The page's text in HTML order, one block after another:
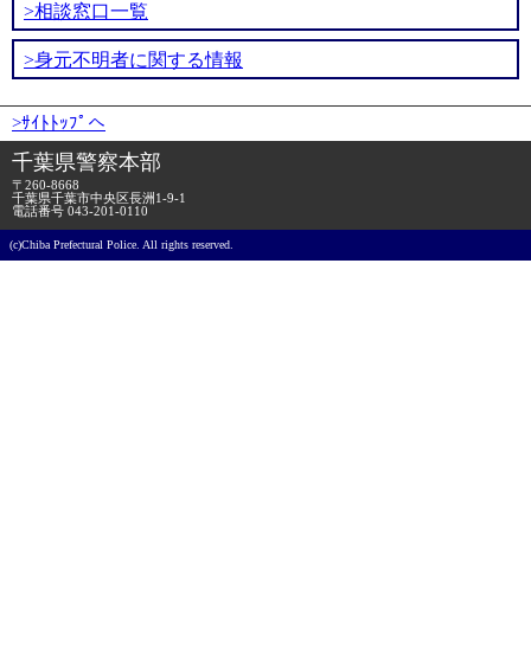
>相談窓口一覧
>身元不明者に関する情報
>ｻｲﾄﾄｯﾌﾟへ
千葉県警察本部
〒260-8668
千葉県千葉市中央区長洲1-9-1
電話番号 043-201-0110
(c)Chiba Prefectural Police. All rights reserved.